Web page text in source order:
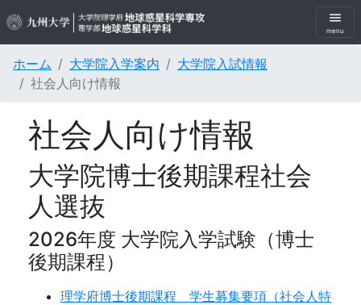
menu
menu
ホーム 大学院入学案内
大学院入試情報
社会人向け情報
社会人向け情報
大学院博士後期課程社会
人選抜
2026年度 大学院入学試験（博士
後期課程）
理学府博士後期課程 学生募集要項（社会人特